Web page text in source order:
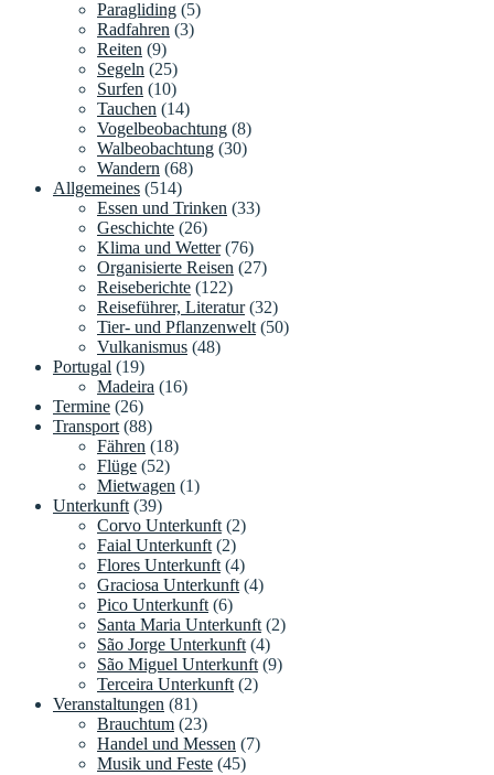
Paragliding (5)
Radfahren (3)
Reiten (9)
Segeln (25)
Surfen (10)
Tauchen (14)
Vogelbeobachtung (8)
Walbeobachtung (30)
Wandern (68)
Allgemeines (514)
Essen und Trinken (33)
Geschichte (26)
Klima und Wetter(76)
Organisierte Reisen (27)
Reiseberichte (122)
Reiseführer, Literatur(32)
Tier- und Pflanzenwelt (50)
Vulkanismus (48)
Portugal (19)
Madeira (16)
Termine (26)
Transport (88)
Fähren (18)
Flüge (52)
Mietwagen (1)
Unterkunft (39)
Corvo Unterkunft (2)
Faial Unterkunft (2)
Flores Unterkunft (4)
Graciosa Unterkunft (4)
Pico Unterkunft (6)
Santa Maria Unterkunft (2)
São Jorge Unterkunft (4)
São Miguel Unterkunft (9)
Terceira Unterkunft (2)
Veranstaltungen (81)
Brauchtum (23)
Handel und Messen (7)
Musik und Feste (45)